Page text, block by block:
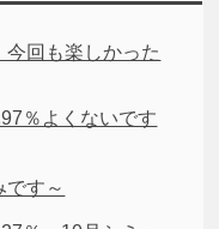
回も楽しかった
％よくないです
です～